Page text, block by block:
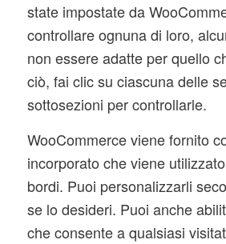
state impostate da
controllare ognuna di loro,
non essere adatte per quello
ciò, fai clic su ciascuna delle
sottosezioni per controllarle.
WooCommerce viene fornito
incorporato che viene
bordi. Puoi personalizzarli
se lo desideri. Puoi anche
che consente a qualsiasi